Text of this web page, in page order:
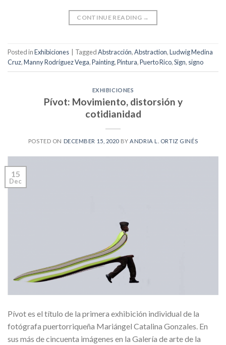
CONTINUE READING →
Posted inExhibiciones TaggedAbstracción,Abstraction,Ludwig Medina
Cruz,Manny Rodríguez Vega,Painting,Pintura,Puerto Rico,Sign, signo
EXHIBICIONES
Pívot: Movimiento, distorsión y
cotidianidad
POSTED ON DECEMBER 15, 2020 BY ANDRIA L. ORTIZ GINÉS
15
Dec
Pívot es el título de la primera exhibición individual de la
fotógrafa puertorriqueña Mariángel Catalina Gonzales. En
sus más de cincuenta imágenes en la Galería de arte de la